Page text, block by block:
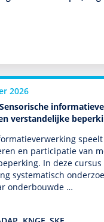
2026
verstandelijke
en participatie van
In deze
syste­ma­tisch
onderbouwde …